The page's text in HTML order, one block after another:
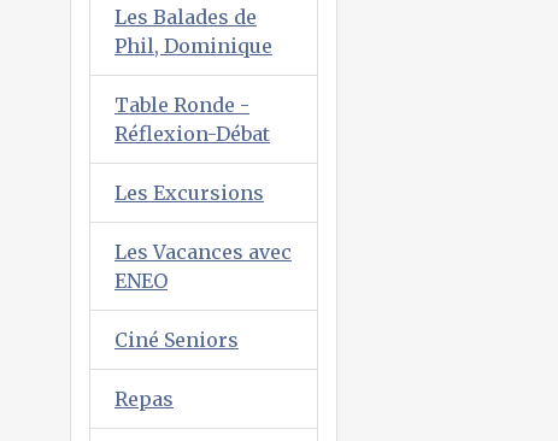
Les Balades de
Phil, Dominique
Table Ronde -
Réflexion-Débat
Les Excursions
Les Vacances avec
ENEO
Ciné Seniors
Repas